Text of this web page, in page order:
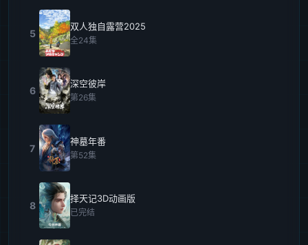
5
双人独自露营2025
全24集
6
深空彼岸
第26集
7
神墓年番
第52集
8
择天记3D动画版
已完结